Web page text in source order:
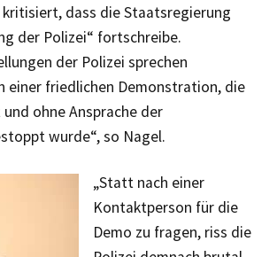
dass die Staatsregierung
der Polizei“ fortschreibe.
der Polizei sprechen
einer friedlichen Demonstration, die
ohne Ansprache der
wurde“, so Nagel.
„Statt nach einer
Kontaktperson für die
Demo zu fragen, riss die